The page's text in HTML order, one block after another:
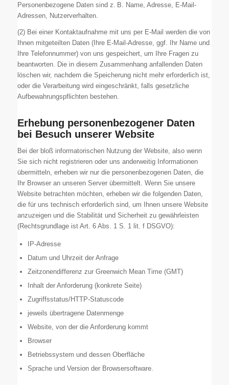
Personenbezogene Daten sind z. B. Name, Adresse, E-Mail-
Adressen, Nutzerverhalten.
(2) Bei einer Kontaktaufnahme mit uns per E-Mail werden die von
Ihnen mitgeteilten Daten (Ihre E-Mail-Adresse, ggf. Ihr Name und
Ihre Telefonnummer) von uns gespeichert, um Ihre Fragen zu
beantworten. Die in diesem Zusammenhang anfallenden Daten
löschen wir, nachdem die Speicherung nicht mehr erforderlich ist,
oder die Verarbeitung wird eingeschränkt, falls gesetzliche
Aufbewahrungspflichten bestehen.
Erhebung personenbezogener Daten
bei Besuch unserer Website
Bei der bloß informatorischen Nutzung der Website, also wenn
Sie sich nicht registrieren oder uns anderweitig Informationen
übermitteln, erheben wir nur die personenbezogenen Daten, die
Ihr Browser an unseren Server übermittelt. Wenn Sie unsere
Website betrachten möchten, erheben wir die folgenden Daten,
die für uns technisch erforderlich sind, um Ihnen unsere Website
anzuzeigen und die Stabilität und Sicherheit zu gewährleisten
(Rechtsgrundlage ist Art. 6 Abs. 1 S. 1 lit. f DSGVO):
IP-Adresse
Datum und Uhrzeit der Anfrage
Zeitzonendifferenz zur Greenwich Mean Time (GMT)
Inhalt der Anforderung (konkrete Seite)
Zugriffsstatus/HTTP-Statuscode
jeweils übertragene Datenmenge
Website, von der die Anforderung kommt
Browser
Betriebssystem und dessen Oberfläche
Sprache und Version der Browsersoftware.